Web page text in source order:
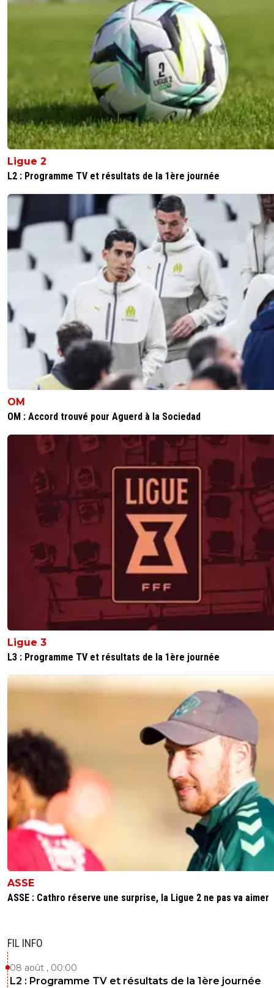
offres, obligeant Longoria à trouver de la tune en
vendant rowe pour finaliser d'autres achats.
stratosphérique dégouté aussi si il partait. Pour
derrière ? Mettre Aubam à gauche le temps que
revienne? Et du coup ça serait si le remplaçant de
?L'idéal serait que mc court allonge pour faire les
et retrouvé sa maille quand tous les partants ne
plus là.
Répondre
bioff 15 août 2025 à 8:58 +
Meme si le départ rowe est évoqué de plus en plus par
medias, a aucun moment la direction n'a évoqué ce
collégiale. Maintenant je ne le vois pas donner son feu
sachant que paixao, reviendra de blessure mi
sera à court de forme ( il n à pour ainsi dire pas fait de
Et qu'il sera vraiment opérationnel début voir mi-
de zerbi pourrait temporairement coller gouiri voir
gauche...ou faire remonter un milieu, le duc... mais
de temps pour la cohésion de groupes, Et du système
zerbi, D'autant plus qu'il faut prendre aussi en compte
populaire, rowe commence à être assez apprécié des
marseillais... Si vraiment il y a depart , ça sera pour moi la
grosse connerie faite cette saison par la direction... Tu
espoir du club pour faire une plus-value d'à peine 4,5
gardes des ounahi, harit ,meite, moumbagna, lirola voir
cornelius...mais bradez moi tout ça, plutôt, ... sur
récupères à peu près la même somme...
eric-b 15 août 2025 à 7:54 +0
Moi, je garderai Rowe plutôt que Zegrova...
Répondre
bioff 15 août 2025 à 9:01 + 26
Ouai, moi aussi...Même si je sais que zegrova a de
foudre dans le pied gauche, j ai peur que son
prenne le dessus... Et puis est-ce qu'il va vous
son niveau ? Dans quel état physique est-il ? Et
connaissant o. Letang, qui peut pas nous blairer je
vois pas pourquoi il faciliterait le transfert vers
...y a un loup..
0+ Répondre
Ligue 2
L2 : Programme TV et résultats de la 1ère journée
OM
OM : Accord trouvé pour Aguerd à la Sociedad
Ligue 3
L3 : Programme TV et résultats de la 1ère journée
ASSE
ASSE : Cathro réserve une surprise, la Ligue 2 ne pas va aimer
FIL INFO
08 août , 00:00
L2 : Programme TV et résultats de la 1ère journée